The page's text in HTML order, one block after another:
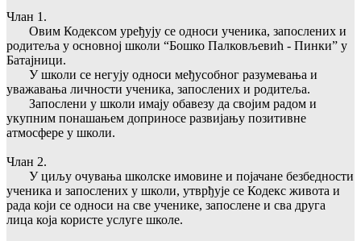
Члан 1.
Овим Кодексом уређују се односи ученика, запослених и
родитеља у основној школи “Бошко Палковљевић - Пинки” у
Батајници.
У школи се негују односи међусобног разумевања и
уважавања личности ученика, запослених и родитеља.
Запослени у школи имају обавезу да својим радом и
укупним понашањем доприносе развијању позитивне
атмосфере у школи.
Члан 2.
У циљу очувања школске имовине и појачане безбедности
ученика и запослених у школи, утврђује се Кодекс живота и
рада који се односи на све ученике, запослене и сва друга
лица која користе услуге школе.